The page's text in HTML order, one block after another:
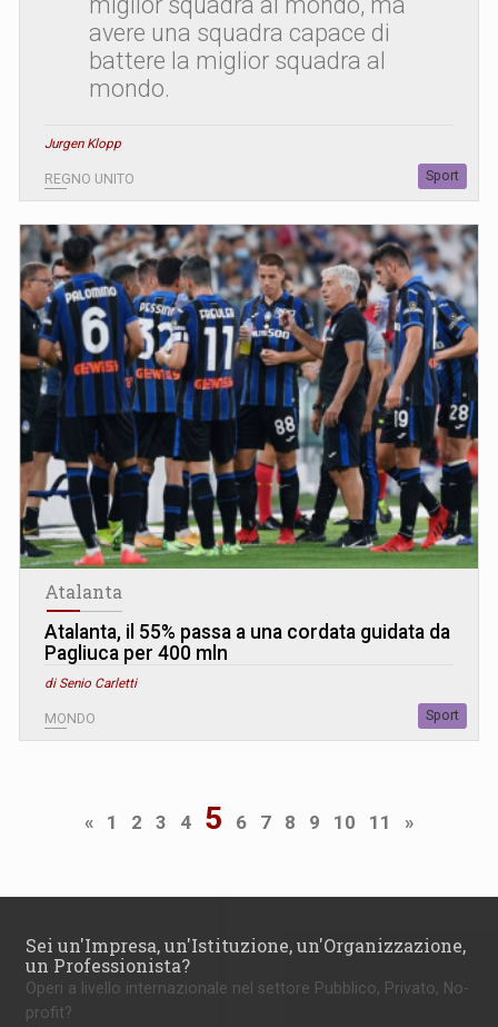
avere una squadra capace di
battere la miglior squadra al
mondo.
Jurgen Klopp
REGNO UNITO Sport
Atalanta
Atalanta, il 55% passa a una cordata guidata da
Pagliuca per 400 mln
di Senio Carletti
MONDO Sport
« 1 2 3 4 5 6 7 8 9 10 11 »
Sei un'Impresa, un'Istituzione, un'Organizzazione,
un Professionista?
Operi a livello internazionale nel settore Pubblico, Privato, No-
profit?